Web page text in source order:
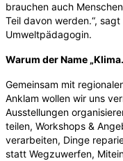
brauchen auch
Teil davon werden.“,
Umweltpädagogin.
Warum der Name
Gemeinsam mit
Anklam wollen wir uns
Ausstellungen
teilen, Workshops &
verarbeiten, Dinge
statt Wegzuwerfen,